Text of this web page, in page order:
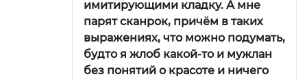
имитирующими кладку. А мне
парят сканрок, причём в таких
выражениях, что можно подумать,
будто я жлоб какой-то и мужлан
без понятий о красоте и ничего